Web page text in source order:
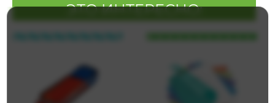
ЭТО ИНТЕРЕСНО: